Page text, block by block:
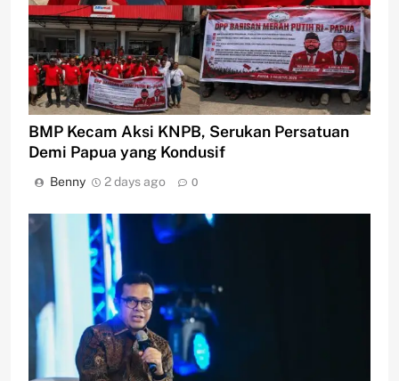
BMP Kecam Aksi KNPB, Serukan Persatuan
Demi Papua yang Kondusif
Benny 2 days ago 0